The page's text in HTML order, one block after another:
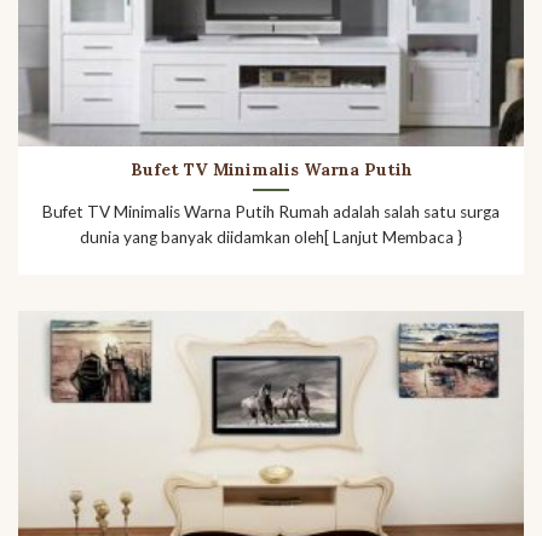
Bufet TV Minimalis Warna Putih
Bufet TV Minimalis Warna Putih Rumah adalah salah satu surga
dunia yang banyak diidamkan oleh[ Lanjut Membaca }